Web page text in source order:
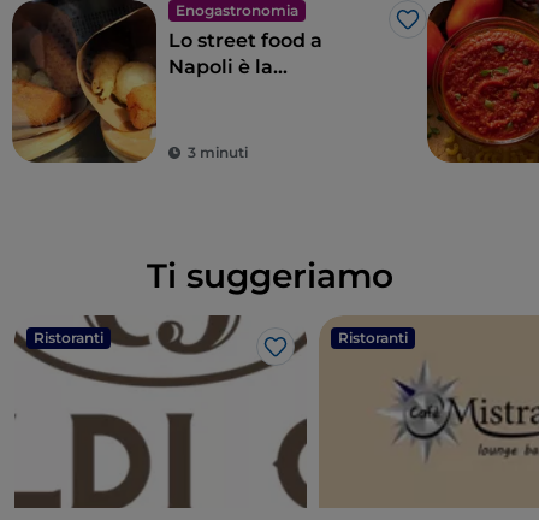
Enogastronomia
Like
Lo street food a
Napoli è la
palato
3 minuti
Ti suggeriamo
Ristoranti
Like
Ristoranti